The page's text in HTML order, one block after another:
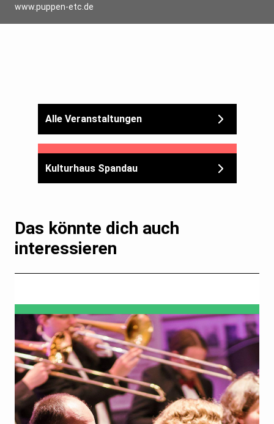
www.puppen-etc.de
Das könnte dich auch
interessieren
Alle Veranstaltungen
Kulturhaus Spandau